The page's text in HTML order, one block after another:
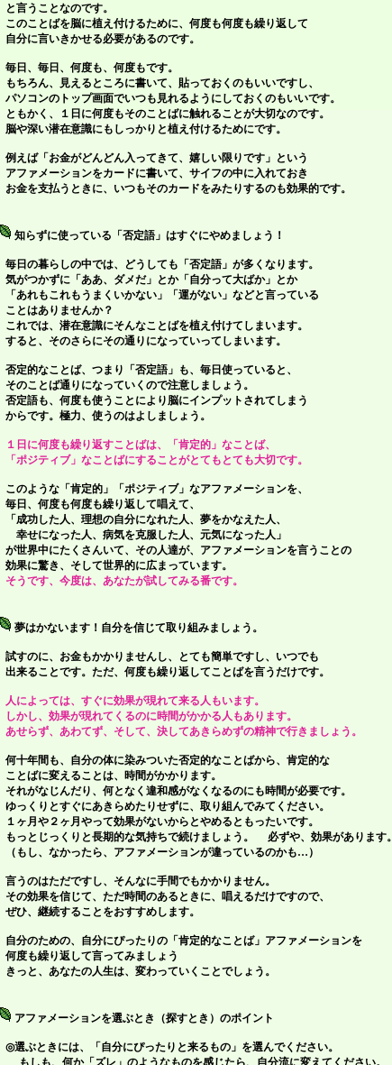
と言うことなのです。
このことばを脳に植え付けるために、何度も何度も繰り返して
自分に言いきかせる必要があるのです。
毎日、毎日、何度も、何度もです。
もちろん、見えるところに書いて、貼っておくのもいいですし、
パソコンのトップ画面でいつも見れるようにしておくのもいいです。
ともかく、１日に何度もそのことばに触れることが大切なのです。
脳や深い潜在意識にもしっかりと植え付けるためにです。
例えば「お金がどんどん入ってきて、嬉しい限りです」という
アファメーションをカードに書いて、サイフの中に入れておき
お金を支払うときに、いつもそのカードをみたりするのも効果的です。
知らずに使っている「否定語」はすぐにやめましょう！
毎日の暮らしの中では、どうしても「否定語」が多くなります。
気がつかずに「ああ、ダメだ」とか「自分って大ばか」とか
「あれもこれもうまくいかない」「運がない」などと言っている
ことはありませんか？
これでは、潜在意識にそんなことばを植え付けてしまいます。
すると、そのさらにその通りになっていってしまいます。
否定的なことば、つまり「否定語」も、毎日使っていると、
そのことば通りになっていくので注意しましょう。
否定語も、何度も使うことにより脳にインプットされてしまう
からです。極力、使うのはよしましょう。
１日に何度も繰り返すことばは、「肯定的」なことば、
「ポジティブ」なことばにすることがとてもとても大切です。
このような「肯定的」「ポジティブ」なアファメーションを、
毎日、何度も何度も繰り返して唱えて、
「成功した人、理想の自分になれた人、夢をかなえた人、
幸せになった人、病気を克服した人、元気になった人」
が世界中にたくさんいて、その人達が、アファメーションを言うことの
効果に驚き、そして世界的に広まっています。
そうです、今度は、あなたが試してみる番です。
夢はかないます！自分を信じて取り組みましょう。
試すのに、お金もかかりませんし、とても簡単ですし、いつでも
出来ることです。ただ、何度も繰り返してことばを言うだけです。
人によっては、すぐに効果が現れて来る人もいます。
しかし、効果が現れてくるのに時間がかかる人もあります。
あせらず、あわてず、そして、決してあきらめずの精神で行きましょう。
何十年間も、自分の体に染みついた否定的なことばから、肯定的な
ことばに変えることは、時間がかかります。
それがなじんだり、何となく違和感がなくなるのにも時間が必要です。
ゆっくりとすぐにあきらめたりせずに、取り組んでみてください。
１ヶ月や２ヶ月やって効果がないからとやめるともったいです。
もっとじっくりと長期的な気持ちで続けましょう。 必ずや、効果があります。
（もし、なかったら、アファメーションが違っているのかも…）
言うのはただですし、そんなに手間でもかかりません。
その効果を信じて、ただ時間のあるときに、唱えるだけですので、
ぜひ、継続することをおすすめします。
自分のための、自分にぴったりの「肯定的なことば」アファメーションを
何度も繰り返して言ってみましょう
きっと、あなたの人生は、変わっていくことでしょう。
アファメーションを選ぶとき（探すとき）のポイント
◎選ぶときには、「自分にぴったりと来るもの」を選んでください。
もしも、何か「ズレ」のようなものを感じたら、自分流に変えてください。